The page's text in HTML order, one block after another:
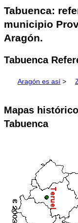
Tabuenca:
municipio
Aragón.
Tabuenca
Aragón es así >
Mapas
Tabuenca